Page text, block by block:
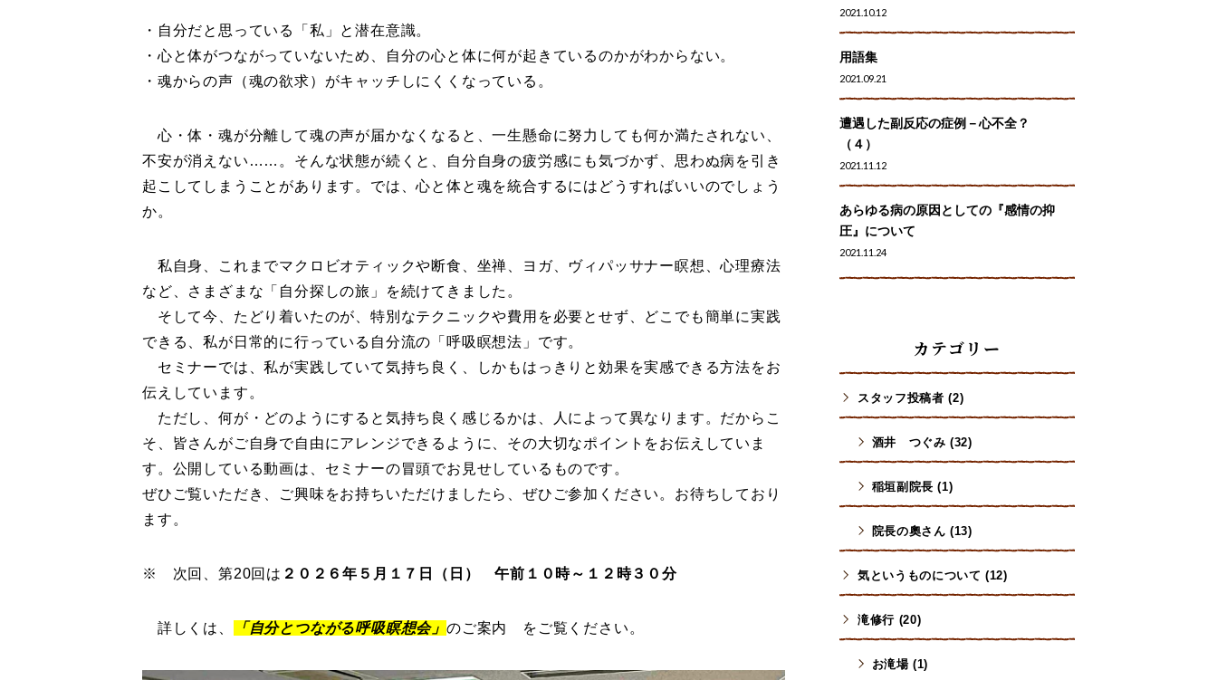
・自分だと思っている「私」と潜在意識。
・心と体がつながっていないため、自分の心と体に何が起きているのかがわからない。
・魂からの声（魂の欲求）がキャッチしにくくなっている。
心・体・魂が分離して魂の声が届かなくなると、一生懸命に努力しても何か満たされない、
不安が消えない……。そんな状態が続くと、自分自身の疲労感にも気づかず、思わぬ病を引き
起こしてしまうことがあります。では、心と体と魂を統合するにはどうすればいいのでしょう
か。
私自身、これまでマクロビオティックや断食、坐禅、ヨガ、ヴィパッサナー瞑想、心理療法
など、さまざまな「自分探しの旅」を続けてきました。
そして今、たどり着いたのが、特別なテクニックや費用を必要とせず、どこでも簡単に実践
できる、私が日常的に行っている自分流の「呼吸瞑想法」です。
セミナーでは、私が実践していて気持ち良く、しかもはっきりと効果を実感できる方法をお
伝えしています。
ただし、何が・どのようにすると気持ち良く感じるかは、人によって異なります。だからこ
そ、皆さんがご自身で自由にアレンジできるように、その大切なポイントをお伝えしていま
す。公開している動画は、セミナーの冒頭でお見せしているものです。
ぜひご覧いただき、ご興味をお持ちいただけましたら、ぜひご参加ください。お待ちしており
ます。
※ 次回、第20回は ２０２６年５月１７日（日） 午前１０時～１２時３０分
詳しくは、 「自分とつながる呼吸瞑想会」 のご案内 をご覧ください。
2021.10.12
用語集
2021.09.21
遭遇した副反応の症例－心不全？
（４）
2021.11.12
あらゆる病の原因としての『感情の抑
圧』について
2021.11.24
カテゴリー
スタッフ投稿者 (2)
酒井 つぐみ (32)
稲垣副院長 (1)
院長の奧さん (13)
気というものについて (12)
滝修行 (20)
お滝場 (1)